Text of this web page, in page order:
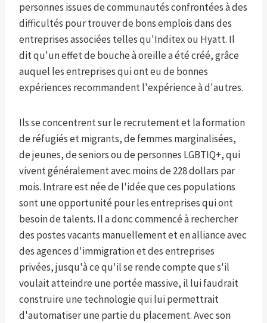
personnes issues de communautés confrontées à des
difficultés pour trouver de bons emplois dans des
entreprises associées telles qu'Inditex ou Hyatt. Il
dit qu'un effet de bouche à oreille a été créé, grâce
auquel les entreprises qui ont eu de bonnes
expériences recommandent l'expérience à d'autres.
Ils se concentrent sur le recrutement et la formation
de réfugiés et migrants, de femmes marginalisées,
de jeunes, de seniors ou de personnes LGBTIQ+, qui
vivent généralement avec moins de 228 dollars par
mois. Intrare est née de l'idée que ces populations
sont une opportunité pour les entreprises qui ont
besoin de talents. Il a donc commencé à rechercher
des postes vacants manuellement et en alliance avec
des agences d'immigration et des entreprises
privées, jusqu'à ce qu'il se rende compte que s'il
voulait atteindre une portée massive, il lui faudrait
construire une technologie qui lui permettrait
d'automatiser une partie du placement. Avec son